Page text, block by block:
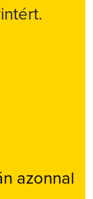
azonnal